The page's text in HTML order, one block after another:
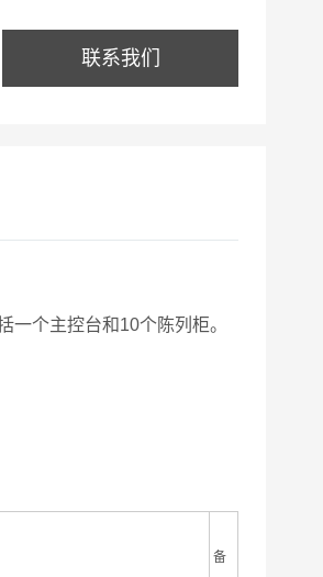
联系我们
个主控台和10个陈列柜。
备